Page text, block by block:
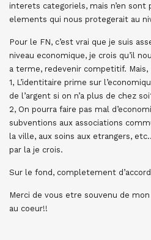
interets categoriels, mais n’en sont
elements qui nous protegerait au
Pour le FN, c’est vrai que je suis
niveau economique, je crois qu’il
a terme, redevenir competitif. Mais,
1, L’identitaire prime sur
de l’argent si on n’a plus de chez
2, On pourra faire pas mal
subventions aux associations
la ville, aux soins aux etrangers,
par la je crois.
Sur le fond, completement
Merci de vous etre souvenu de
au coeur!!